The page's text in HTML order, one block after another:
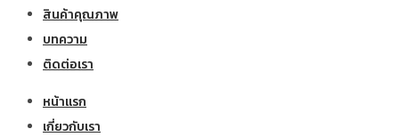
สินค้าคุณภาพ
บทความ
ติดต่อเรา
หน้าแรก
เกี่ยวกับเรา